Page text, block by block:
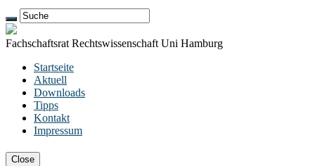
Fachschaftsrat Rechtswissenschaft Uni Hamburg
Startseite
Aktuell
Downloads
Tipps
Kontakt
Impressum
Close